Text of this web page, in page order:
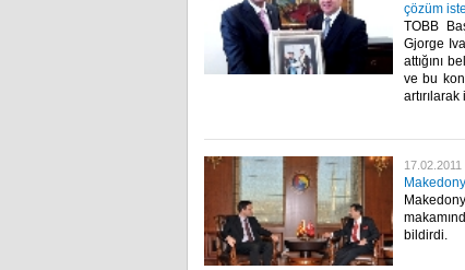
çözüm
TOBB
Gjorge
attığını
ve bu
17.02.2011
bildirdi.​ ​